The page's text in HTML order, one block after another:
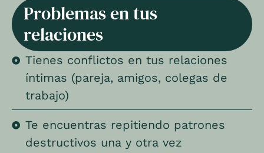
Problemas en tus
relaciones
Tienes conflictos en tus relaciones
íntimas (pareja, amigos, colegas de
trabajo)
Te encuentras repitiendo patrones
destructivos una y otra vez